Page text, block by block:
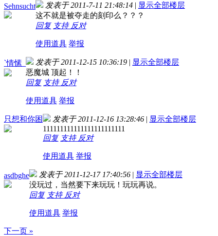
Sehnsucht 发表于 2011-7-11 21:48:14 | 显示全部楼层
这不就是被夺走的刻印么？？？
回复 支持 反对
使用道具 举报
`情愫_ 发表于 2011-12-15 10:36:19 | 显示全部楼层
恶魔城 顶起！！
回复 支持 反对
使用道具 举报
只想和你困 发表于 2011-12-16 13:28:46 | 显示全部楼层
111111111111111111111111
回复 支持 反对
使用道具 举报
asdbghe 发表于 2011-12-17 17:40:56 | 显示全部楼层
没玩过，当然要下来玩玩！玩玩再说。
回复 支持 反对
使用道具 举报
下一页 »